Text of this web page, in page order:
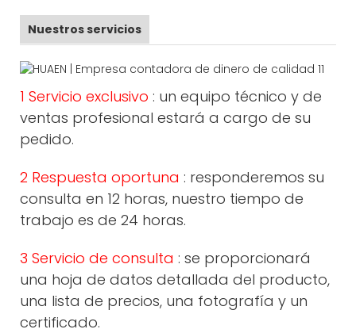
Nuestros servicios
1 Servicio exclusivo : un equipo técnico y de
ventas profesional estará a cargo de su
pedido.
2 Respuesta oportuna : responderemos su
consulta en 12 horas, nuestro tiempo de
trabajo es de 24 horas.
3 Servicio de consulta : se proporcionará
una hoja de datos detallada del producto,
una lista de precios, una fotografía y un
certificado.